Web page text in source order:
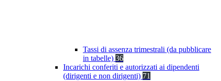
Tassi di assenza trimestrali (da pubblicare
in tabelle) 36
Incarichi conferiti e autorizzati ai dipendenti
(dirigenti e non dirigenti) 71